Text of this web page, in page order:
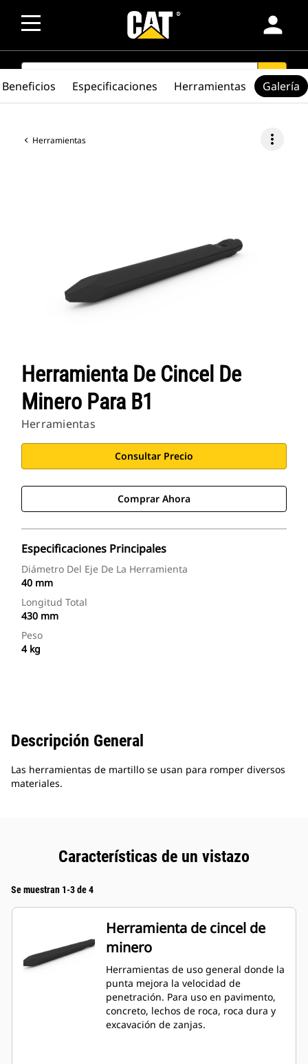
person
SEARCH search
Herramientas more_vert
Herramienta De Cincel De
Minero Para B1
Herramientas
Consultar Precio
Comprar Ahora
Especificaciones Principales
Diámetro Del Eje De La Herramienta
40 mm
Longitud Total
430 mm
Peso
4 kg
Beneficios Especificaciones Herramientas Galería
Descripción General
Las herramientas de martillo se usan para romper diversos
materiales.
Características de un vistazo
Se muestran 1-3 de 4
Herramienta de cincel de
minero
Herramientas de uso general donde la
punta mejora la velocidad de
penetración. Para uso en pavimento,
concreto, lechos de roca, roca dura y
excavación de zanjas.